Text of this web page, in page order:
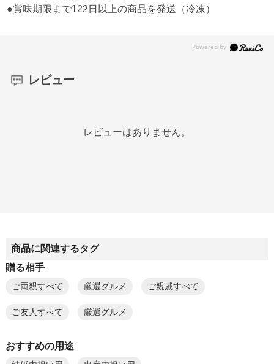
●賞味期限まで122日以上の商品を発送（冷凍）
レビュー
レビューはありません。
商品に関連するタグ
贈る相手
ご両親すべて 厳選グルメ ご親戚すべて
ご友人すべて 厳選グルメ
おすすめの用途